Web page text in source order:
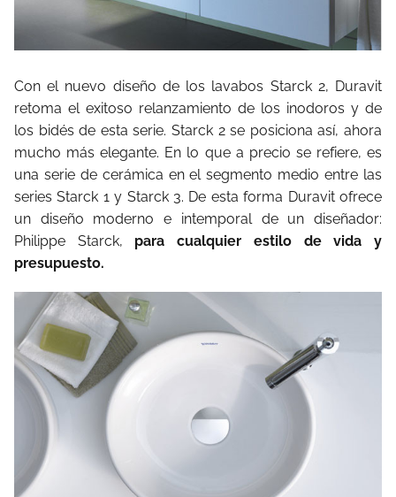
Con el nuevo diseño de los lavabos Starck 2, Duravit
retoma el exitoso relanzamiento de los inodoros y de
los bidés de esta serie. Starck 2 se posiciona así, ahora
mucho más elegante. En lo que a precio se refiere, es
una serie de cerámica en el segmento medio entre las
series Starck 1 y Starck 3. De esta forma Duravit ofrece
un diseño moderno e intemporal de un diseñador:
Philippe Starck, para cualquier estilo de vida y
presupuesto.